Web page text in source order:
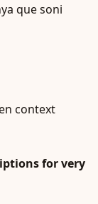
que soni
context
for very